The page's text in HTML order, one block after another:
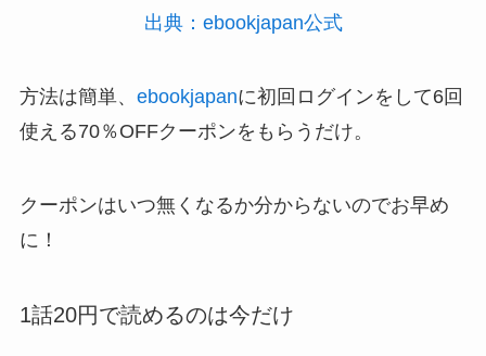
出典：ebookjapan公式
方法は簡単、 ebookjapanに初回ログインをして6回
使える70％OFFクーポンをもらうだけ。
クーポンはいつ無くなるか分からないのでお早め
に！
1話20円で読めるのは今だけ